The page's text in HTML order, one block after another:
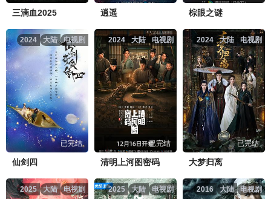
三滴血2025 逍遥 棕眼之谜
电视剧
大陆
2024
已完结
仙剑四
电视剧
大陆
2024
已完结
清明上河图密码
电视剧
大陆
2024
已完结
大梦归离
电视剧
大陆
2025 电视剧
大陆
2025 电视剧
大陆
2016